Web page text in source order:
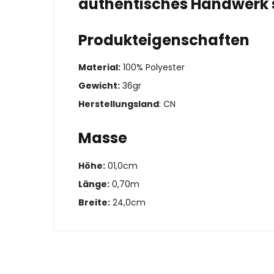
Produkteigenschaften
Material: 100% Polyester
Gewicht: 36gr
Herstellungsland: CN
Masse
Höhe: 01,0cm
Länge: 0,70m
Breite: 24,0cm